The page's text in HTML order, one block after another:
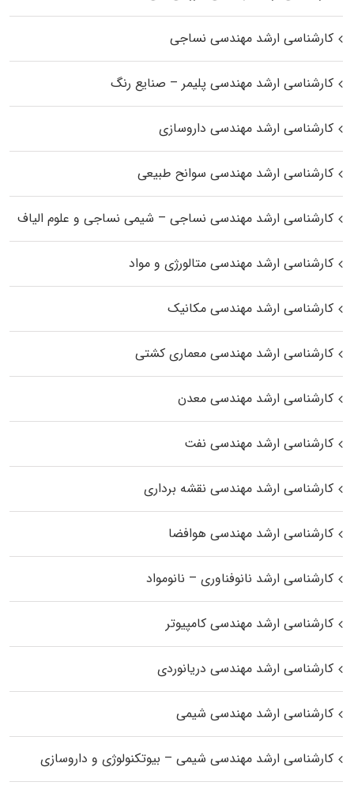
کارشناسی ارشد مهندسی نساجی
کارشناسی ارشد مهندسی پلیمر – صنایع رنگ
کارشناسی ارشد مهندسی داروسازی
کارشناسی ارشد مهندسی سوانح طبیعی
کارشناسی ارشد مهندسی نساجی – شیمی نساجی و علوم الیاف
کارشناسی ارشد مهندسی متالورژی و مواد
کارشناسی ارشد مهندسی مکانیک
کارشناسی ارشد مهندسی معماری کشتی
کارشناسی ارشد مهندسی معدن
کارشناسی ارشد مهندسی نفت
کارشناسی ارشد مهندسی نقشه برداری
کارشناسی ارشد مهندسی هوافضا
کارشناسی ارشد نانوفناوری – نانومواد
کارشناسی ارشد مهندسی کامپیوتر
کارشناسی ارشد مهندسی دریانوردی
کارشناسی ارشد مهندسی شیمی
کارشناسی ارشد مهندسی شیمی – بیوتکنولوژی و داروسازی